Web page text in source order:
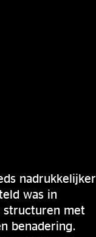
nadrukkelijker
was in
structuren met
benadering.